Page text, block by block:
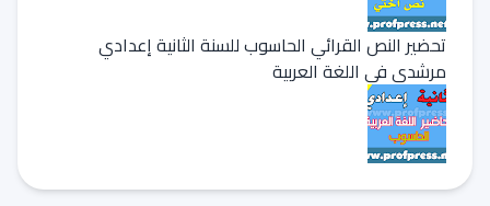
تحضير النص القرائي الحاسوب للسنة الثانية إعدادي
مرشدي في اللغة العربية